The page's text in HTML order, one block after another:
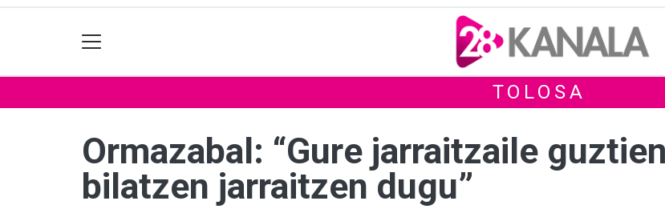
TOLOSA
Ormazabal: “Gure jarraitzaile
bilatzen jarraitzen dugu”